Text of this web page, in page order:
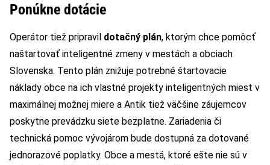
Ponúkne dotácie
Operátor tiež pripravil dotačný plán, ktorým chce pomôcť
naštartovať inteligentné zmeny v mestách a obciach
Slovenska. Tento plán znižuje potrebné štartovacie
náklady obce na ich vlastné projekty inteligentných miest v
maximálnej možnej miere a Antik tiež väčšine záujemcov
poskytne prevádzku siete bezplatne. Zariadenia či
technická pomoc vývojárom bude dostupná za dotované
jednorazové poplatky. Obce a mestá, ktoré ešte nie sú v